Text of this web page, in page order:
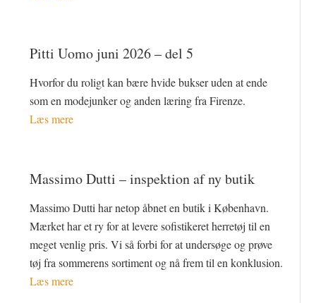
Pitti Uomo juni 2026 – del 5
Hvorfor du roligt kan bære hvide bukser uden at ende
som en modejunker og anden læring fra Firenze.
Læs mere
Massimo Dutti – inspektion af ny butik
Massimo Dutti har netop åbnet en butik i København.
Mærket har et ry for at levere sofistikeret herretøj til en
meget venlig pris. Vi så forbi for at undersøge og prøve
tøj fra sommerens sortiment og nå frem til en konklusion.
Læs mere